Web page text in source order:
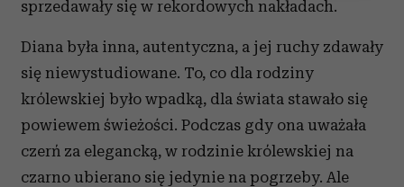
Wykorzystujemy pliki cookie do spersonalizowania treści
analizować ruch w naszej witrynie. Informacje o tym, jak
korzystasz z naszej witryny, udostępniamy partnerom
społecznościowym, reklamowym i analitycznym.
Partnerzy mogą połączyć te informacje z innymi danymi
korzystania z ich usług.
sprzedawały się w rekordowych nakładach.
Diana była inna, autentyczna, a jej ruchy zdawały
się niewystudiowane. To, co dla rodziny
królewskiej było wpadką, dla świata stawało się
powiewem świeżości. Podczas gdy ona uważała
czerń za elegancką, w rodzinie królewskiej na
czarno ubierano się jedynie na pogrzeby. Ale